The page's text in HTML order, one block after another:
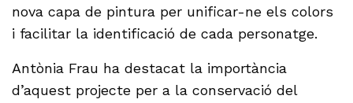
nova capa de pintura per unificar-ne els colors
i facilitar la identificació de cada personatge.
Antònia Frau ha destacat la importància
d’aquest projecte per a la conservació del